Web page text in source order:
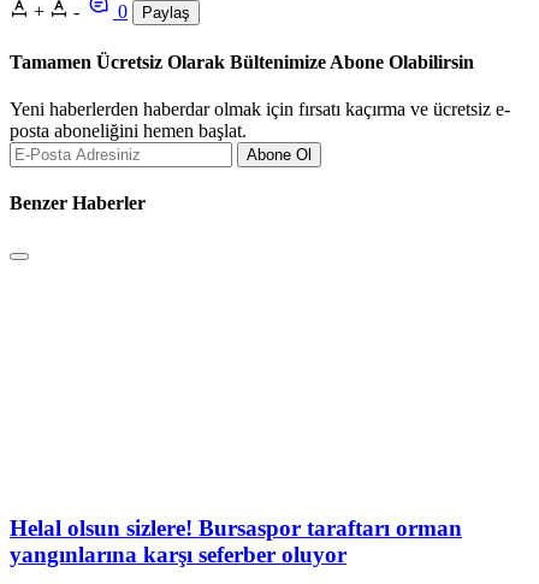
+
- 0 Paylaş
Tamamen Ücretsiz Olarak Bültenimize Abone Olabilirsin
Yeni haberlerden haberdar olmak için fırsatı kaçırma ve ücretsiz e-
posta aboneliğini hemen başlat.
Abone Ol
Benzer Haberler
Helal olsun sizlere! Bursaspor taraftarı orman
yangınlarına karşı seferber oluyor